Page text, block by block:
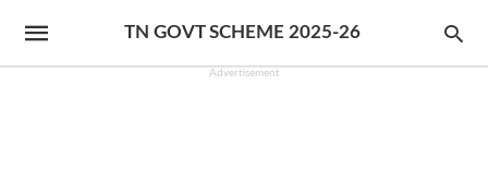
TN GOVT SCHEME 2025-26
Advertisement